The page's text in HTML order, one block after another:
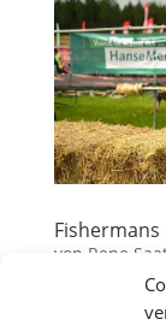
von Rene
Ich bin ein